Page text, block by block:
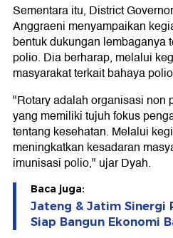
Sementara itu, District
Anggraeni menyampaikan
bentuk dukungan lembaganya
polio. Dia berharap, melalui
masyarakat terkait bahaya
"Rotary adalah organisasi non
yang memiliki tujuh fokus
tentang kesehatan. Melalui
meningkatkan kesadaran
imunisasi polio," ujar Dyah.
Baca juga:
Jateng & Jatim Sinergi
Siap Bangun Ekonomi